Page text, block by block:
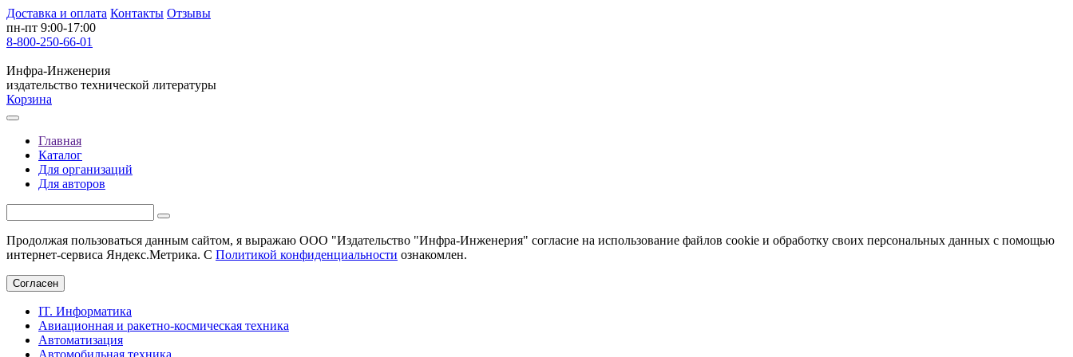
Доставка и оплата Контакты Отзывы
пн-пт 9:00-17:00
8-800-250-66-01
Инфра-Инженерия
издательство технической литературы
Корзина
Главная
Каталог
Для организаций
Для авторов
Продолжая пользоваться данным сайтом, я выражаю ООО "Издательство "Инфра-Инженерия" согласие на использование файлов cookie и обработку своих персональных данных с помощью
интернет-сервиса Яндекс.Метрика. С Политикой конфиденциальности ознакомлен.
Согласен
IT. Информатика
Авиационная и ракетно-космическая техника
Автоматизация
Автомобильная техника